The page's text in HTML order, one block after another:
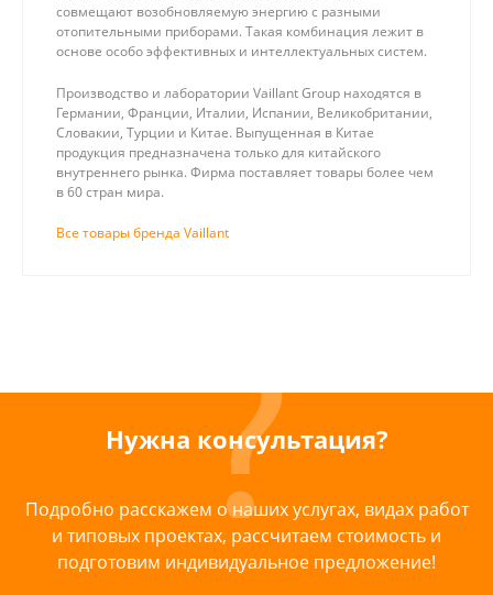
совмещают возобновляемую энергию с разными
отопительными приборами. Такая комбинация лежит в
основе особо эффективных и интеллектуальных систем.
Производство и лаборатории Vaillant Group находятся в
Германии, Франции, Италии, Испании, Великобритании,
Словакии, Турции и Китае. Выпущенная в Китае
продукция предназначена только для китайского
внутреннего рынка. Фирма поставляет товары более чем
в 60 стран мира.
Все товары бренда Vaillant
Нужна консультация?
Подробно расскажем о наших услугах, видах работ
и типовых проектах, рассчитаем стоимость и
подготовим индивидуальное предложение!